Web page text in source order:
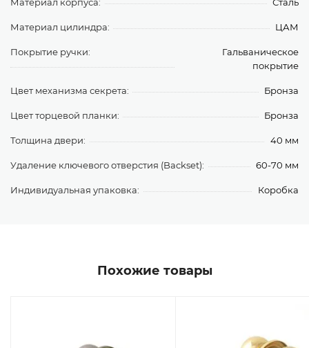
Материал цилиндра: ЦАМ
Покрытие ручки:
Гальваническое
покрытие
Цвет механизма секрета: Бронза
Цвет торцевой планки: Бронза
Толщина двери: 40 мм
Удаление ключевого отверстия (Backset): 60-70 мм
Индивидуальная упаковка: Коробка
Похожие товары